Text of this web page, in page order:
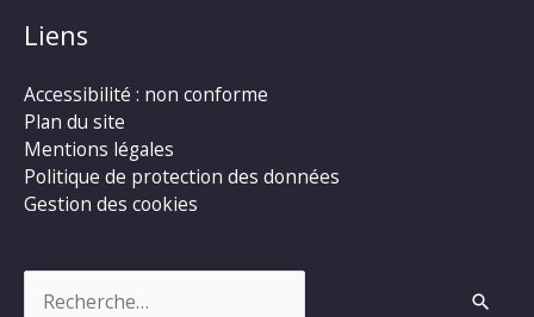
Liens
Accessibilité : non conforme
Plan du site
Mentions légales
Politique de protection des données
Gestion des cookies